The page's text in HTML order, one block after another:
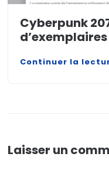
Cyberpunk
Continuer la
Laisser un